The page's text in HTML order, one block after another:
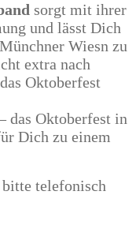
sorgt mit ihrer
und lässt Dich
Wiesn zu
extra nach
Oktoberfest
das Oktoberfest in
Dich zu einem
bitte telefonisch